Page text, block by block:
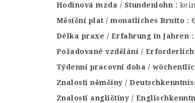
Hodinová mzda / Stundenlohn
Měsíční plat / monatliches Brutto
Délka praxe / Erfahrung in Jahren
Požadované vzdělání /
Týdenní pracovní doba /
Znalosti němčiny /
Znalosti angličtiny /